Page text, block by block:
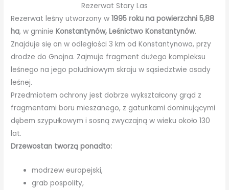
Rezerwat Stary Las
Rezerwat leśny utworzony w1995 roku na powierzchni 5,88
ha, w gminieKonstantynów, Leśnictwo Konstantynów.
Znajduje się on w odległości 3 km od Konstantynowa, przy
drodze do Gnojna. Zajmuje fragment dużego kompleksu
leśnego na jego południowym skraju w sąsiedztwie osady
leśnej.
Przedmiotem ochrony jest dobrze wykształcony grąd z
fragmentami boru mieszanego, z gatunkami dominującymi
dębem szypułkowym i sosną zwyczajną w wieku około 130
lat.
Drzewostan tworzą ponadto:
modrzew europejski,
grab pospolity,